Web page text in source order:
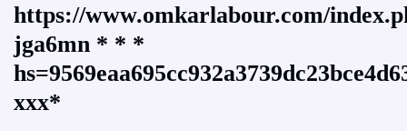
https://www.omkarlabour.com/
jga6mn * * *
ххх*